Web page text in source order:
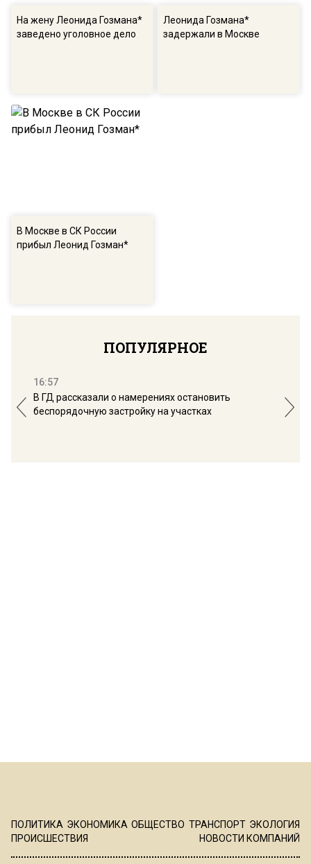
На жену Леонида Гозмана*
заведено уголовное дело
Леонида Гозмана*
задержали в Москве
В Москве в СК России
прибыл Леонид Гозман*
ПОПУЛЯРНОЕ
16:57
В ГД рассказали о намерениях остановить
беспорядочную застройку на участках
ПОЛИТИКА ЭКОНОМИКА ОБЩЕСТВО ТРАНСПОРТ ЭКОЛОГИЯ
ПРОИСШЕСТВИЯ
НОВОСТИ КОМПАНИЙ